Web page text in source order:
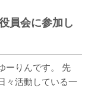
員会に参加し
ーりんです。 先
々活動している一